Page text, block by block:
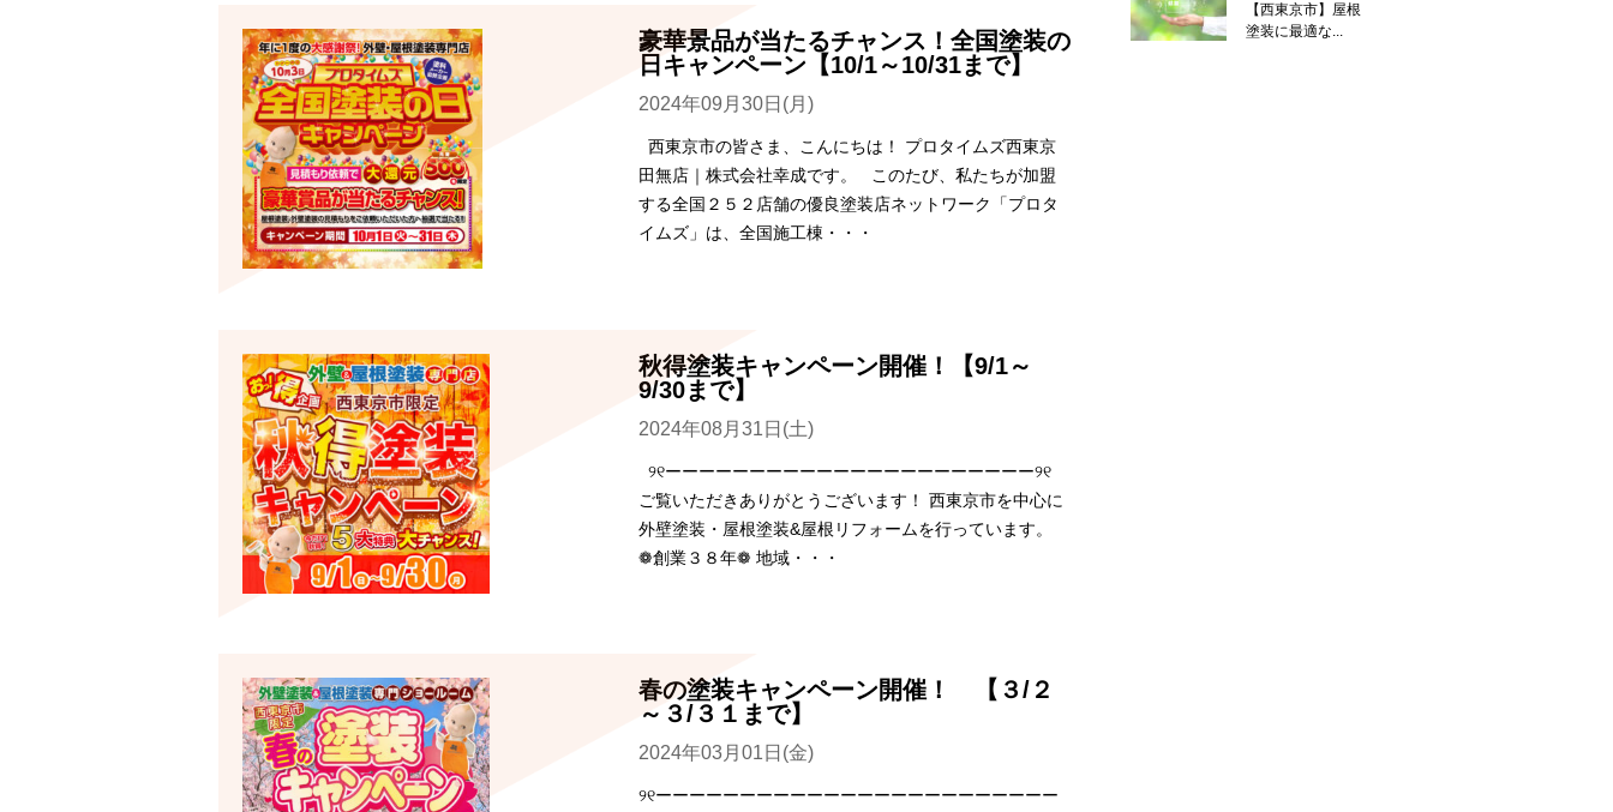
豪華景品が当たるチャンス！全国塗装の
日キャンペーン【10/1～10/31まで】
2024年09月30日(月)
西東京市の皆さま、こんにちは！ プロタイムズ西東京
田無店｜株式会社幸成です。 このたび、私たちが加盟
する全国２５２店舗の優良塗装店ネットワーク「プロタ
イムズ」は、全国施工棟・・・
秋得塗装キャンペーン開催！【9/1～
9/30まで】
2024年08月31日(土)
୨୧ーーーーーーーーーーーーーーーーーーーーーー୨୧
ご覧いただきありがとうございます！ 西東京市を中心に
外壁塗装・屋根塗装&屋根リフォームを行っています。
❁創業３８年❁ 地域・・・
春の塗装キャンペーン開催！ 【３/２
～３/３１まで】
2024年03月01日(金)
୨୧ーーーーーーーーーーーーーーーーーーーーーーーー
【西東京市】屋根
塗装に最適な...